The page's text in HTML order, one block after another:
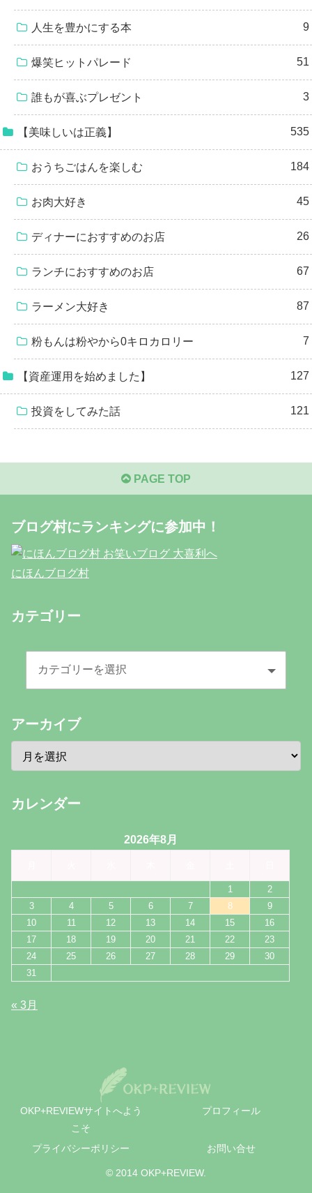
人生を豊かにする本 9
爆笑ヒットパレード 51
誰もが喜ぶプレゼント 3
【美味しいは正義】 535
おうちごはんを楽しむ 184
お肉大好き 45
ディナーにおすすめのお店 26
ランチにおすすめのお店 67
ラーメン大好き 87
粉もんは粉やから0キロカロリー 7
【資産運用を始めました】 127
投資をしてみた話 121
PAGE TOP
ブログ村にランキングに参加中！
にほんブログ村
カテゴリー
アーカイブ
カレンダー
2026年8月
1
2
3
4 5 6 7 8
9
10
11 12 13 14 15
16
17
18 19 20 21 22
23
24
25 26 27 28 29
30
31
« 3月
OKP+REVIEWサイトへよう
こそ
プロフィール
プライバシーポリシー お問い合せ
© 2014 OKP+REVIEW.